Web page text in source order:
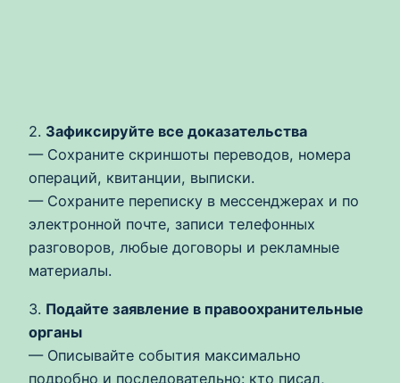
2. Зафиксируйте все доказательства
— Сохраните скриншоты переводов, номера
операций, квитанции, выписки.
— Сохраните переписку в мессенджерах и по
электронной почте, записи телефонных
разговоров, любые договоры и рекламные
материалы.
3. Подайте заявление в правоохранительные
органы
— Описывайте события максимально
подробно и последовательно: кто писал,